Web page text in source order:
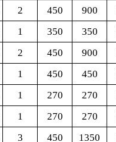
2 450 900
1 350 350
2 450 900
1 450 450
1 270 270
1 270 270
3 450 1350